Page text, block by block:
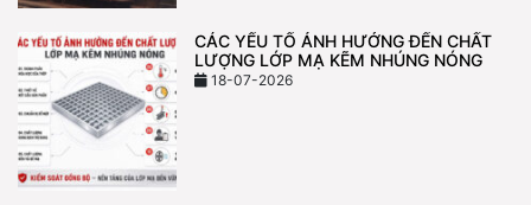
CÁC YẾU TỐ ẢNH HƯỞNG ĐẾN CHẤT
LƯỢNG LỚP MẠ KẼM NHÚNG NÓNG
18-07-2026